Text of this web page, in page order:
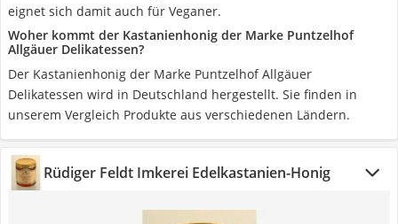
eignet sich damit auch für Veganer.
Woher kommt der Kastanienhonig der Marke Puntzelhof
Allgäuer Delikatessen?
Der Kastanienhonig der Marke Puntzelhof Allgäuer
Delikatessen wird in Deutschland hergestellt. Sie finden in
unserem Vergleich Produkte aus verschiedenen Ländern.
Rüdiger Feldt Imkerei Edelkastanien-Honig